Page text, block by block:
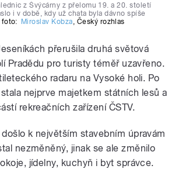
z Švýcárny z přelomu 19. a 20. století
i v době, kdy už chata byla dávno spíše
foto: Miroslav Kobza Český rozhlas
přerušila druhá světová
Pradědu pro turisty téměř uzavřeno.
radaru na Vysoké holi. Po
nejprve majetkem státních lesů a
rekreačních zařízení ČSTV.
k největším stavebním úpravám
nezměněný, jinak se ale změnilo
jídelny, kuchyň i byt správce.